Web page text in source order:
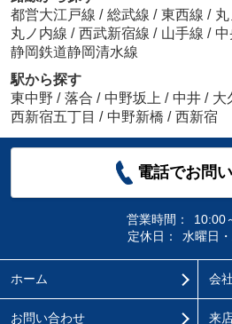
都営大江戸線 / 総武線 / 東西線 /
丸ノ内線 / 西武新宿線 / 山手線 /
静岡鉄道静岡清水線
駅から探す
東中野 / 落合 / 中野坂上 / 中井 / 大
西新宿五丁目 / 中野新橋 / 西新宿
電話でお問
営業時間：
10:00
定休日：
水曜日
ホーム 会
お問い合わせ 来